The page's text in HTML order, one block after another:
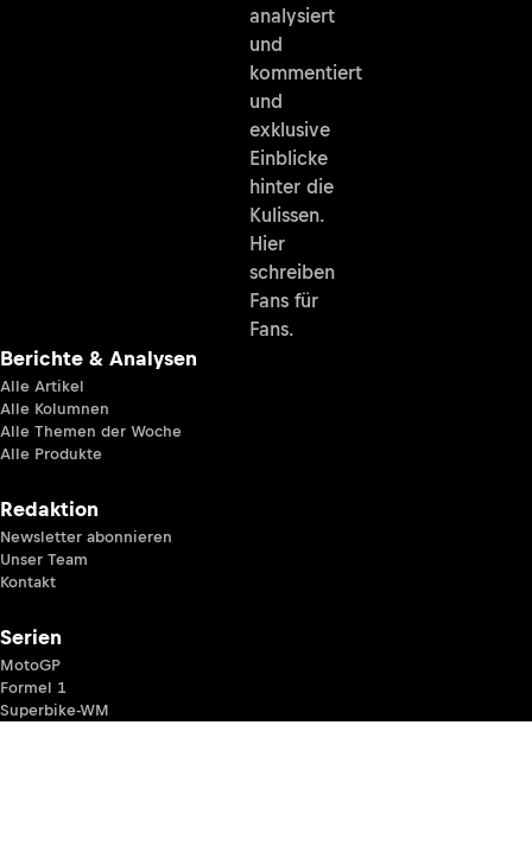
analysiert
und
kommentiert
und
exklusive
Einblicke
hinter die
Kulissen.
Hier
schreiben
Fans für
Fans.
Berichte & Analysen
Alle Artikel
Alle Kolumnen
Alle Themen der Woche
Alle Produkte
Redaktion
Newsletter abonnieren
Unser Team
Kontakt
Serien
MotoGP
Formel 1
Superbike-WM